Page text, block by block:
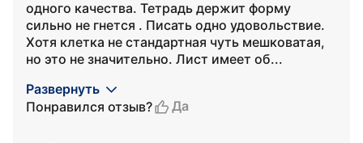
одного качества. Тетрадь держит форму
сильно не гнется . Писать одно удовольствие.
Хотя клетка не стандартная чуть мешковатая,
но это не значительно. Лист имеет об...
Развернуть
Понравился отзыв?
Да